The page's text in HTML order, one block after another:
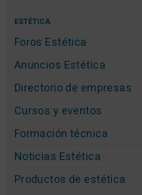
ESTÉTICA
Foros Estética
Anuncios Estética
Directorio de empresas
Cursos y eventos
Formación técnica
Noticias Estética
Productos de estética